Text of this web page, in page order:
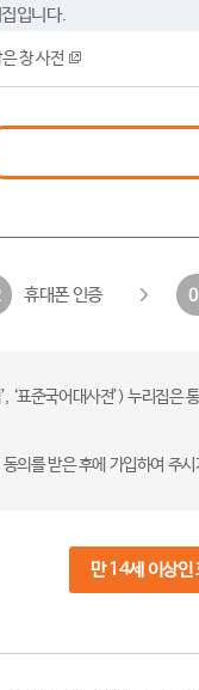
입니다.
창 사전
휴대폰 인증
‘표준국어대사전’) 누리집
의를 받은 후에 가입하여 주
만 14세 이상인